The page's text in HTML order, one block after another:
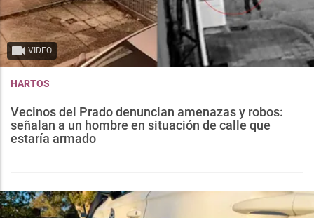
VIDEO
HARTOS
Vecinos del Prado denuncian amenazas y robos:
señalan a un hombre en situación de calle que
estaría armado